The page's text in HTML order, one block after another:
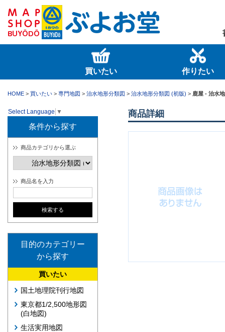
買いたい 作りたい
HOME > 買いたい > 専門地図 > 治水地形分類図 > 治水地形分類図 (初版) > 鹿屋 - 治水
Select Language ▼
条件から探す
商品カテゴリから選ぶ
商品名を入力
目的のカテゴリー
から探す
買いたい
国土地理院刊行地図
東京都1/2,500地形図
(白地図)
生活実用地図
商品詳細